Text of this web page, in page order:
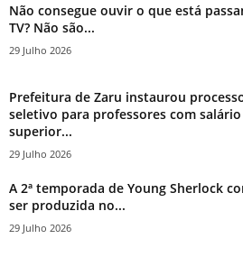
Não consegue ouvir o que está
TV? Não são...
29 Julho 2026
Prefeitura de Zaru instaurou
seletivo para professores com salário
superior...
29 Julho 2026
A 2ª temporada de Young Sherlock
ser produzida no...
29 Julho 2026